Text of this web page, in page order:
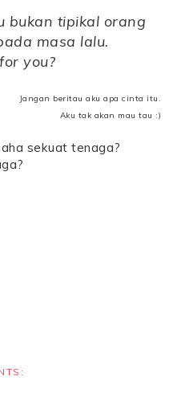
bukan tipikal orang
masa lalu.
you?
Jangan beritau aku apa cinta itu.
Aku tak akan mau tau :)
sekuat tenaga?